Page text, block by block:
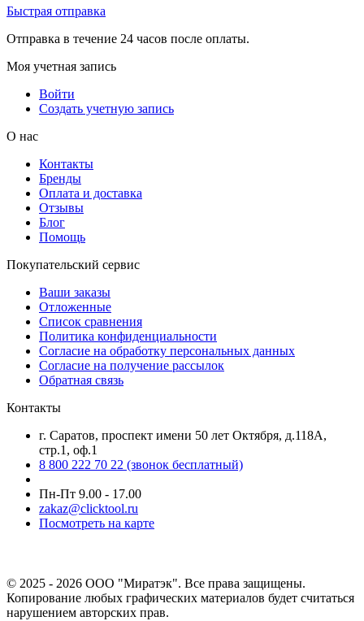
Быстрая отправка
Отправка в течение 24 часов после оплаты.
Моя учетная запись
Войти
Создать учетную запись
О нас
Контакты
Бренды
Оплата и доставка
Отзывы
Блог
Помощь
Покупательский сервис
Ваши заказы
Отложенные
Список сравнения
Политика конфиденциальности
Согласие на обработку персональных данных
Согласие на получение рассылок
Обратная связь
Контакты
г. Саратов, проспект имени 50 лет Октября, д.118А,
стр.1, оф.1
8 800 222 70 22 (звонок бесплатный)
Пн-Пт 9.00 - 17.00
zakaz@clicktool.ru
Посмотреть на карте
© 2025 - 2026 ООО "Миратэк". Все права защищены.
Копирование любых графических материалов будет считаться
нарушением авторских прав.